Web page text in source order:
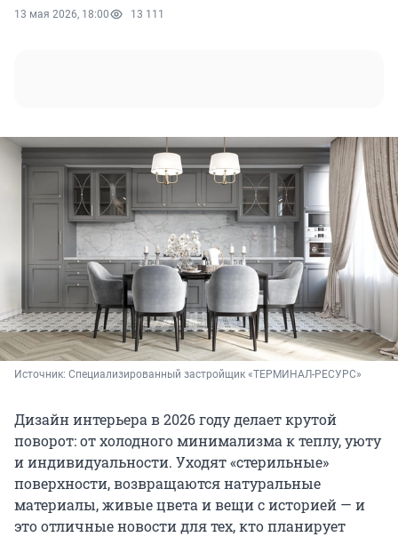
13 мая 2026, 18:00 13 111
Источник: Специализированный застройщик «ТЕРМИНАЛ-РЕСУРС»
Дизайн интерьера в 2026 году делает крутой
поворот: от холодного минимализма к теплу, уюту
и индивидуальности. Уходят «стерильные»
поверхности, возвращаются натуральные
материалы, живые цвета и вещи с историей — и
это отличные новости для тех, кто планирует